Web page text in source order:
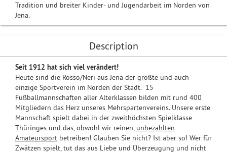
Tradition und breiter Kinder- und Jugendarbeit im Norden von
Jena.
Description
Seit 1912 hat sich viel verändert!
Heute sind die Rosso/Neri aus Jena der größte und auch
einzige Sportverein im Norden der Stadt. 15
Fußballmannschaften aller Alterklassen bilden mit rund 400
Mitgliedern das Herz unseres Mehrspartenvereins. Unsere erste
Mannschaft spielt dabei in der zweithöchsten Spielklasse
Thüringes und das, obwohl wir reinen, unbezahlten
Amateursport betreiben! Glauben Sie nicht? Ist aber so! Wer für
Zwätzen spielt, tut das aus Liebe und Überzeugung und nicht